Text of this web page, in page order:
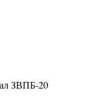
ЗВПБ-20